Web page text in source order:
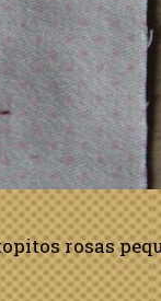
rosas